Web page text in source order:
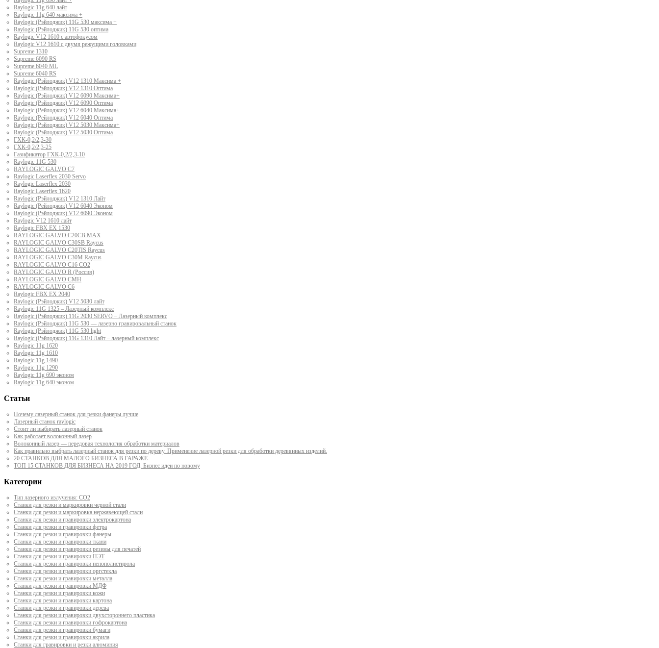
Raylogic 11g 640 лайт
Raylogic 11g 640 максима +
Raylogic (Рэйлоджик) 11G 530 максима +
Raylogic (Рэйлоджик) 11G 530 оптима
Raylogic V12 1610 с автофокусом
Raylogic V12 1610 с двумя режущими головками
Supreme 1310
Supreme 6090 RS
Supreme 6040 ML
Supreme 6040 RS
Raylogic (Рэйлоджик) V12 1310 Максима +
Raylogic (Рэйлоджик) V12 1310 Оптима
Raylogic (Рэйлоджик) V12 6090 Максима+
Raylogic (Рэйлоджик) V12 6090 Оптима
Raylogic (Рейлоджик) V12 6040 Максима+
Raylogic (Рейлоджик) V12 6040 Оптима
Raylogic (Рэйлоджик) V12 5030 Максима+
Raylogic (Рэйлоджик) V12 5030 Оптима
ГХК-0,2/2,3-30
ГХК-0,2/2,3-25
Газификатор ГХК-0,2/2,3-10
Raylogic 11G 530
RAYLOGIC GALVO С7
Raylogic Laserflex 2030 Servo
Raylogic Laserflex 2030
Raylogic Laserflex 1620
Raylogic (Рэйлоджик) V12 1310 Лайт
Raylogic (Рейлоджик) V12 6040 Эконом
Raylogic (Рэйлоджик) V12 6090 Эконом
Raylogic V12 1610 лайт
Raylogic FBX EX 1530
RAYLOGIC GALVO С20CB MAX
RAYLOGIC GALVO С30SB Raycus
RAYLOGIC GALVO C20TIS Raycus
RAYLOGIC GALVO С30M Raycus
RAYLOGIC GALVO С16 CO2
RAYLOGIC GALVO R (Россия)
RAYLOGIC GALVO CMH
RAYLOGIC GALVO С6
Raylogic FBX EX 2040
Raylogic (Рэйлоджик) V12 5030 лайт
Raylogic 11G 1325 – Лазерный комплекс
Raylogic (Рэйлоджик) 11G 2030 SERVO – Лазерный комплекс
Raylogic (Рэйлоджик) 11G 530 — лазерно гравировальный станок
Raylogic (Рэйлоджик) 11G 530 light
Raylogic (Рэйлоджик) 11G 1310 Лайт – лазерный комплекс
Raylogic 11g 1620
Raylogic 11g 1610
Raylogic 11g 1490
Raylogic 11g 1290
Raylogic 11g 690 эконом
Raylogic 11g 640 эконом
Статьи
Почему лазерный станок для резки фанеры лучше
Лазерный станок raylogic
Стоит ли выбирать лазерный станок
Как работает волоконный лазер
Волоконный лазер — передовая технология обработки материалов
Как правильно выбрать лазерный станок для резки по дереву. Применение лазерной резки для обработки деревянных изделий.
20 СТАНКОВ ДЛЯ МАЛОГО БИЗНЕСА В ГАРАЖЕ
ТОП 15 СТАНКОВ ДЛЯ БИЗНЕСА НА 2019 ГОД. Бизнес идеи по новому
Категории
Тип лазерного излучения: СО2
Станки для резки и маркировки черной стали
Станки для резки и маркировка нержавеющей стали
Станки для резки и гравировки электрокартона
Станки для резки и гравировки фетра
Станки для резки и гравировки фанеры
Станки для резки и гравировки ткани
Станки для резки и гравировки резины для печатей
Станки для резки и гравировки ПЭТ
Станки для резки и гравировки пенополистирола
Станки для резки и гравировки оргстекла
Станки для резки и гравировки металла
Станки для резки и гравировки МДФ
Станки для резки и гравировки кожи
Станки для резки и гравировки картона
Станки для резки и гравировки дерева
Станки для резки и гравировки двухстороннего пластика
Станки для резки и гравировки гофрокартона
Станки для резки и гравировки бумаги
Станки для резки и гравировки акрила
Станки для гравировки и резки алюминия